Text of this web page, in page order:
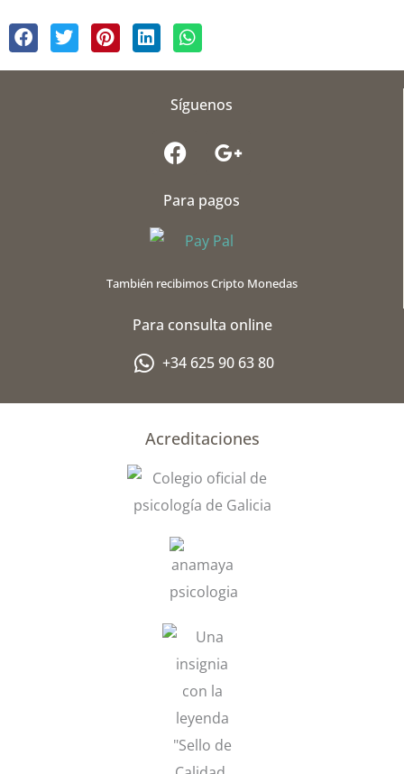
Síguenos
F
a
e
b
o
o
k
G
o
g
l
e
-
p
l
s
g
Para pagos
También recibimos Cripto Monedas
Para consulta online
+34 625 90 63 80
Acreditaciones